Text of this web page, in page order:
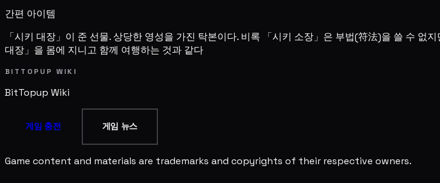
간편 아이템
「시키 대장」이 준 선물. 상당한 영성을 가진 탁본이다. 비록 「시키 소장」은 부법(符法)을 쓸 수 없
대장」을 몸에 지니고 함께 여행하는 것과 같다
BITTOPUP WIKI
BitTopup Wiki
게임 충전 게임 뉴스
Game content and materials are trademarks and copyrights of their respective owners.